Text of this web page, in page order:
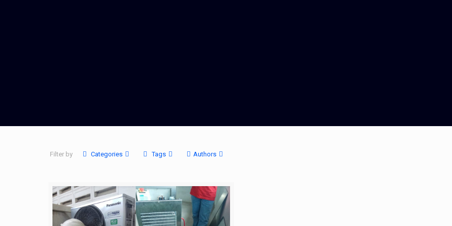
Filter by Categories Tags Authors